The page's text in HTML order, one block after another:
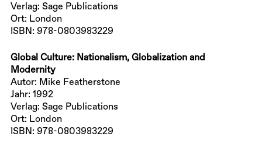
Verlag: Sage Publications
Ort: London
ISBN: 978-0803983229
Global Culture: Nationalism, Globalization and
Modernity
Autor: Mike Featherstone
Jahr: 1992
Verlag: Sage Publications
Ort: London
ISBN: 978-0803983229